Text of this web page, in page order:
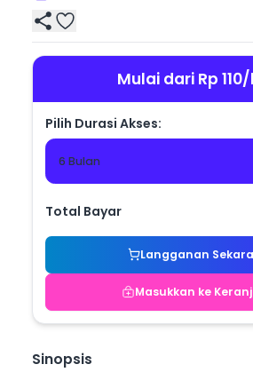
Mulai dari Rp
Pilih Durasi Akses:
6 Bulan
Total Bayar
Langganan
Masukkan ke
Sinopsis